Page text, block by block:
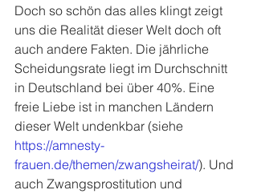
Doch so schön das alles klingt zeigt
uns die Realität dieser Welt doch oft
auch andere Fakten. Die jährliche
Scheidungsrate liegt im Durchschnitt
in Deutschland bei über 40%. Eine
freie Liebe ist in manchen Ländern
dieser Welt undenkbar (siehe
https://amnesty-
frauen.de/themen/zwangsheirat/). Und
auch Zwangsprostitution und